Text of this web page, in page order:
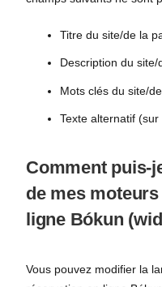
Titre du site/de la
Description du site/
Mots clés du site/
Texte alternatif (sur
Comment puis-
de mes
ligne Bókun
Vous pouvez modifier la